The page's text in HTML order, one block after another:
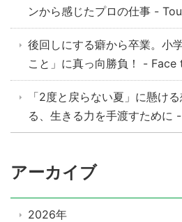
ンから感じたプロの仕事 -
後回しにする癖から卒業。小
こと」に真っ向勝負！ -
「2度と戻らない夏」に懸け
る、生きる力を手渡すため
アーカイブ
2026年